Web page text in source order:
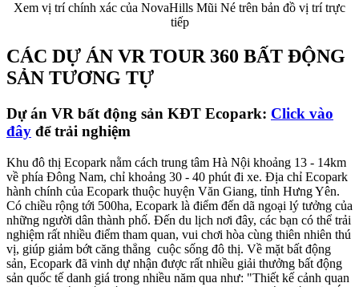
Xem vị trí chính xác của NovaHills Mũi Né trên bản đồ vị trí trực
tiếp
CÁC DỰ ÁN VR TOUR 360 BẤT ĐỘNG
SẢN TƯƠNG TỰ
Dự án VR bất động sản KĐT Ecopark: Click vào
đây để trải nghiệm
Khu đô thị Ecopark nằm cách trung tâm Hà Nội khoảng 13 - 14km
về phía Đông Nam, chỉ khoảng 30 - 40 phút đi xe. Địa chỉ Ecopark
hành chính của Ecopark thuộc huyện Văn Giang, tỉnh Hưng Yên.
Có chiều rộng tới 500ha, Ecopark là điểm đến dã ngoại lý tưởng của
những người dân thành phố. Đến du lịch nơi đây, các bạn có thể trải
nghiệm rất nhiều điểm tham quan, vui chơi hòa cùng thiên nhiên thú
vị, giúp giảm bớt căng thẳng cuộc sống đô thị. Về mặt bất động
sản, Ecopark đã vinh dự nhận được rất nhiều giải thưởng bất động
sản quốc tế danh giá trong nhiều năm qua như: "Thiết kế cảnh quan